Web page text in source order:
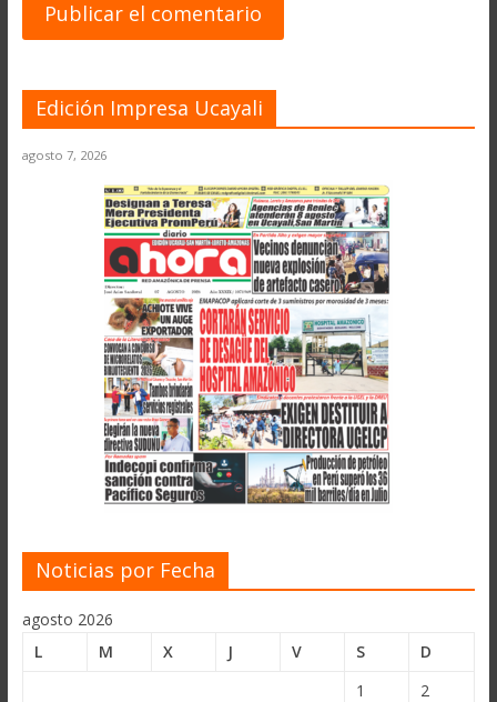
Edición Impresa Ucayali
agosto 7, 2026
Noticias por Fecha
agosto 2026
L
M X J V S
D
1
2